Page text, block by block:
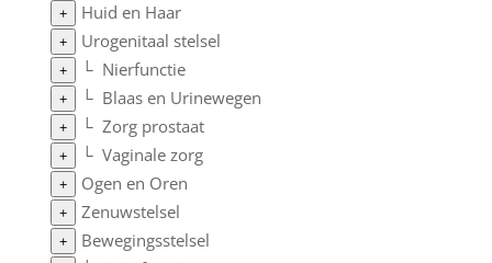
+ Huid en Haar
+ Urogenitaal stelsel
+ └ Nierfunctie
+ └ Blaas en Urinewegen
+ └ Zorg prostaat
+ └ Vaginale zorg
+ Ogen en Oren
+ Zenuwstelsel
+ Bewegingsstelsel